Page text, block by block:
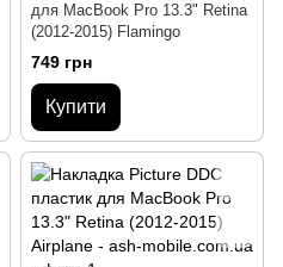
для MacBook Pro 13.3" Retina
(2012-2015) Flamingo
749 грн
Купити